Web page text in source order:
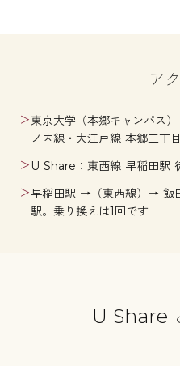
ア
＞東京大学（本郷キャンパス
ノ内線・大江戸線 本郷三丁
＞ U Share：東西線 早稲田駅
＞早稲田駅 →（東西線）→ 飯
駅。乗り換えは1回です
U Share